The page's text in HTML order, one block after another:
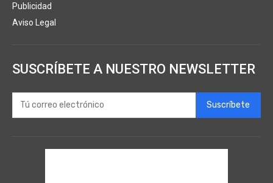
Publicidad
Aviso Legal
SUSCRÍBETE A NUESTRO NEWSLETTER
Suscríbete